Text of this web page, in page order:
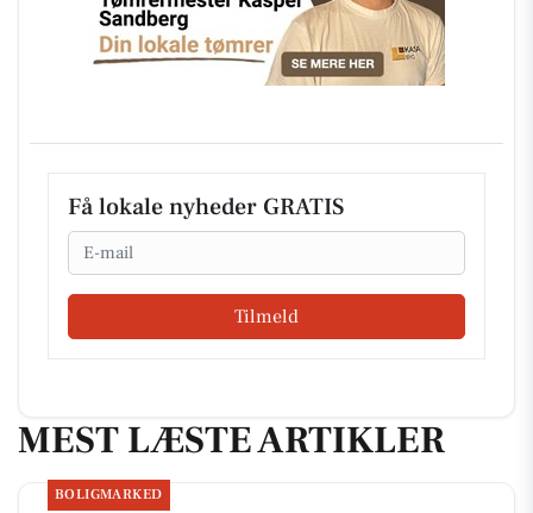
Få lokale nyheder GRATIS
Email
Tilmeld
MEST LÆSTE ARTIKLER
BOLIGMARKED